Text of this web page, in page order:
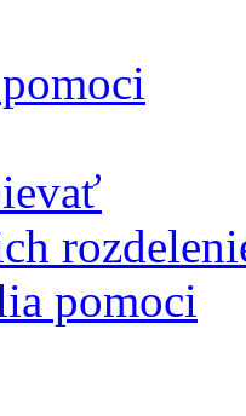
pomoci